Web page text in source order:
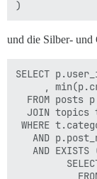
und die Silber-
SELECT
,
  FROM posts p
JOIN topics
WHERE
AND
AND EXISTS